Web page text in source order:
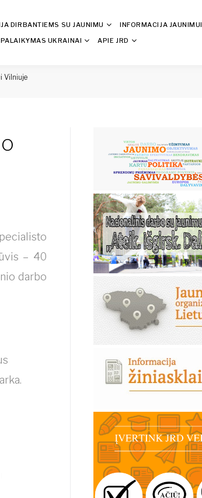
DIRBANTIEMS SU JAUNIMU INFORMACIJA JAUNIMUI
PALAIKYMAS UKRAINAI APIE JRD
Vilniuje
– 40
darbo